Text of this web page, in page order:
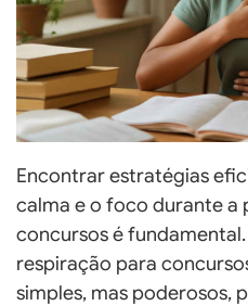
Encontrar estratégias
calma e o foco durante a
concursos é
respiração para
simples, mas poderosos,